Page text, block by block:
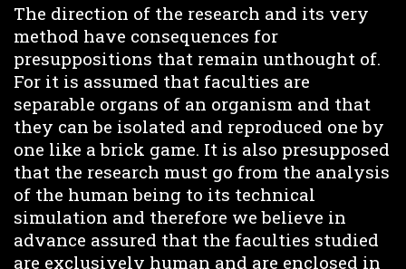
The direction of the research and its very
method have consequences for
presuppositions that remain unthought of.
For it is assumed that faculties are
separable organs of an organism and that
they can be isolated and reproduced one by
one like a brick game. It is also presupposed
that the research must go from the analysis
of the human being to its technical
simulation and therefore we believe in
advance assured that the faculties studied
are exclusively human and are enclosed in